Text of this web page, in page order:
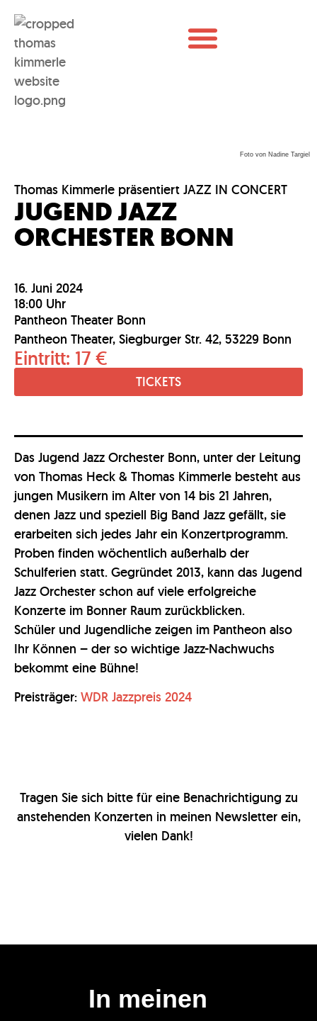
Foto von Nadine Targiel
Thomas Kimmerle präsentiert JAZZ IN CONCERT
JUGEND JAZZ
ORCHESTER BONN
16. Juni 2024
18:00 Uhr
Pantheon Theater Bonn
Pantheon Theater, Siegburger Str. 42, 53229 Bonn
Eintritt: 17 €
TICKETS
Das Jugend Jazz Orchester Bonn, unter der Leitung
von Thomas Heck & Thomas Kimmerle besteht aus
jungen Musikern im Alter von 14 bis 21 Jahren,
denen Jazz und speziell Big Band Jazz gefällt, sie
erarbeiten sich jedes Jahr ein Konzertprogramm.
Proben finden wöchentlich außerhalb der
Schulferien statt. Gegründet 2013, kann das Jugend
Jazz Orchester schon auf viele erfolgreiche
Konzerte im Bonner Raum zurückblicken.
Schüler und Jugendliche zeigen im Pantheon also
Ihr Können – der so wichtige Jazz-Nachwuchs
bekommt eine Bühne!
Preisträger: WDR Jazzpreis 2024
Tragen Sie sich bitte für eine Benachrichtigung zu
anstehenden Konzerten in meinen Newsletter ein,
vielen Dank!
In meinen